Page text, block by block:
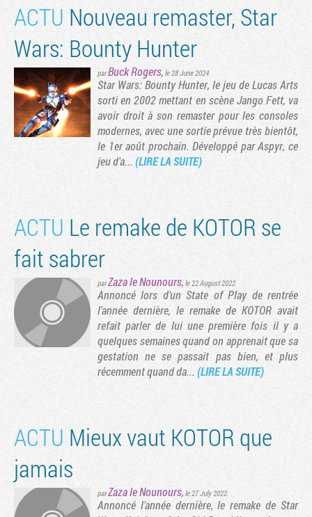
ACTU Nouveau remaster, Star
Wars: Bounty Hunter
parBuck Rogers, le 28 June 2024
Star Wars: Bounty Hunter, le jeu de Lucas Arts
sorti en 2002 mettant en scène Jango Fett, va
avoir droit à son remaster pour les consoles
modernes, avec une sortie prévue très bientôt,
le 1er août prochain. Développé par Aspyr, ce
jeu d'a... (LIRE LA SUITE)
ACTU Le remake de KOTOR se
fait sabrer
parZaza le Nounours, le 22 August 2022
Annoncé lors d'un State of Play de rentrée
l'année dernière, le remake de KOTOR avait
refait parler de lui une première fois il y a
quelques semaines quand on apprenait que sa
gestation ne se passait pas bien, et plus
récemment quand da... (LIRE LA SUITE)
ACTU Mieux vaut KOTOR que
jamais
parZaza le Nounours, le 27 July 2022
Annoncé l'année dernière, le remake de Star
Tribune